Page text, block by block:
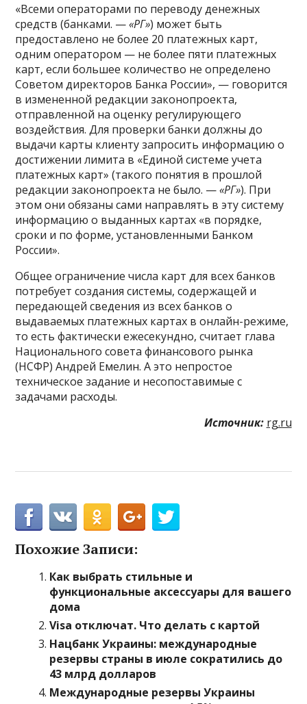
«Всеми операторами по переводу денежных
средств (банками. —«РГ») может быть
предоставлено не более 20 платежных карт,
одним оператором — не более пяти платежных
карт, если большее количество не определено
Советом директоров Банка России», — говорится
в измененной редакции законопроекта,
отправленной на оценку регулирующего
воздействия. Для проверки банки должны до
выдачи карты клиенту запросить информацию о
достижении лимита в «Единой системе учета
платежных карт» (такого понятия в прошлой
редакции законопроекта не было. —«РГ»). При
этом они обязаны сами направлять в эту систему
информацию о выданных картах «в порядке,
сроки и по форме, установленными Банком
России».
Общее ограничение числа карт для всех банков
потребует создания системы, содержащей и
передающей сведения из всех банков о
выдаваемых платежных картах в онлайн-режиме,
то есть фактически ежесекундно, считает глава
Национального совета финансового рынка
(НСФР) Андрей Емелин. А это непростое
техническое задание и несопоставимые с
задачами расходы.
Источник: rg.ru
Похожие Записи:
Как выбрать стильные и
функциональные аксессуары для вашего
дома
Visa отключат. Что делать с картой
Нацбанк Украины: международные
резервы страны в июле сократились до
43 млрд долларов
Международные резервы Украины